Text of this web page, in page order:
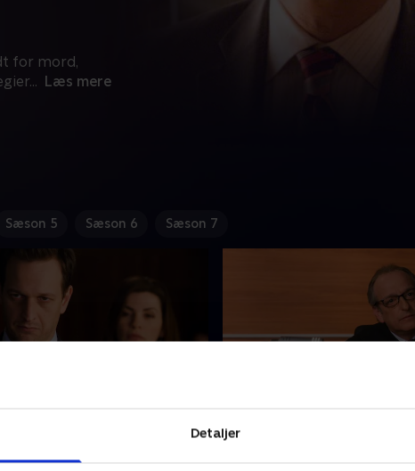
Detaljer
for mord,
... Læs mere
Sæson 5 Sæson 6 Sæson 7
retssal sætte op på et
Alicia og Will prøver at